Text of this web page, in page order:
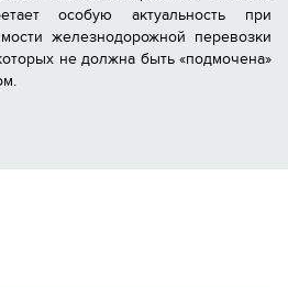
особую актуальность при
железнодорожной перевозки
не должна быть «подмочена»